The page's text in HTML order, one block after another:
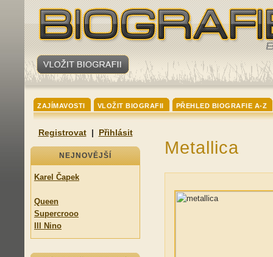
ZAJÍMAVOSTI VLOŽIT BIOGRAFII PŘEHLED BIOGRAFIE A-Z
Registrovat| Přihlásit
NEJNOVĚJŠÍ
Karel Čapek
Queen
Supercrooo
Ill Nino
Metallica